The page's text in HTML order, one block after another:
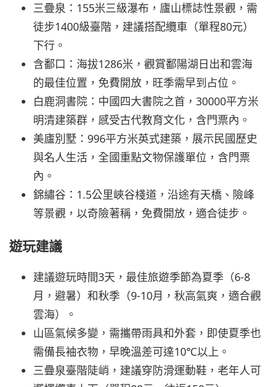
三疊泉：155米三級瀑布，廬山標誌性景觀，需
徒步1400級臺階，建議搭配纜車（單程80元）
下行。
含鄱口：海拔1286米，觀賞鄱陽湖日出和雲海
的最佳位置，免費開放，旺季需早到占位。
白鹿洞書院：中國四大書院之首，30000平方米
明清建築群，感受古代教育文化，含門票內。
美廬別墅：996平方米英式建築，展示民國歷史
與名人生活，全國重點文物保護單位，含門票
內。
錦繡谷：1.5公里峽谷棧道，沿途有天橋、險峰
等景觀，以奇險著稱，免費開放，適合徒步。
遊玩建議
建議遊玩時間3天，最佳旅遊季節為夏季（6-8
月，避暑）和秋季（9-10月，秋高氣爽，適合觀
雲海）。
山區氣候多變，需攜帶雨具和外套，即使夏季也
需備長袖衣物，早晚溫差可達10℃以上。
三疊泉臺階陡峭，建議穿防滑運動鞋，老年人可